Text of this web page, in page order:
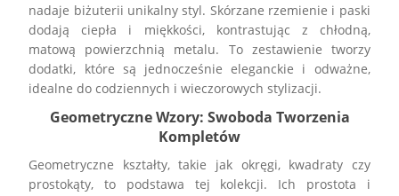
nadaje biżuterii unikalny styl. Skórzane rzemienie i paski
dodają ciepła i miękkości, kontrastując z chłodną,
matową powierzchnią metalu. To zestawienie tworzy
dodatki, które są jednocześnie eleganckie i odważne,
idealne do codziennych i wieczorowych stylizacji.
Geometryczne Wzory: Swoboda Tworzenia
Kompletów
Geometryczne kształty, takie jak okręgi, kwadraty czy
prostokąty, to podstawa tej kolekcji. Ich prostota i